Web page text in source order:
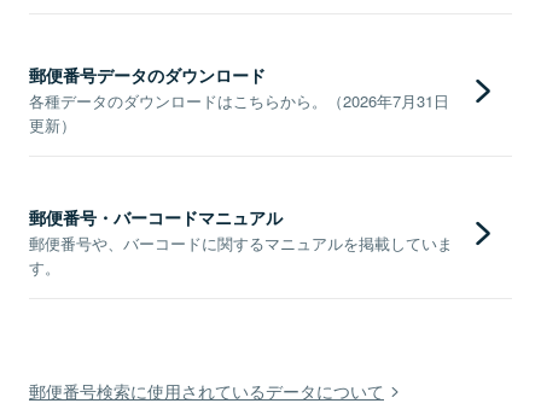
郵便番号データのダウンロード
各種データのダウンロードはこちらから。（2026年7月31日
更新）
郵便番号・バーコードマニュアル
郵便番号や、バーコードに関するマニュアルを掲載していま
す。
郵便番号検索に使用されているデータについて